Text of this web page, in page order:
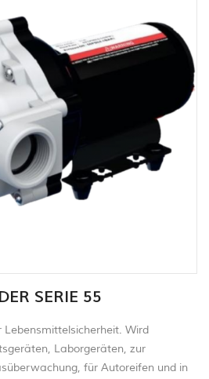
SERIE 55
Wird
Laborgeräten, zur
für Autoreifen und in